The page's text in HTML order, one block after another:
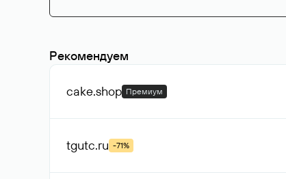
Рекомендуем
cake.shop Премиум
tgutc.ru -71%